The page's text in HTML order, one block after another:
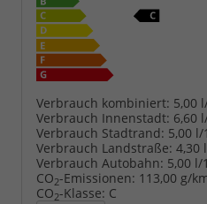
Verbrauch kombiniert: 5,00
Verbrauch Innenstadt: 6,60
Verbrauch Stadtrand: 5,00 l/
Verbrauch Landstraße: 4,30
Verbrauch Autobahn: 5,00 l/
CO2-Emissionen: 113,00 g/
CO2-Klasse: C